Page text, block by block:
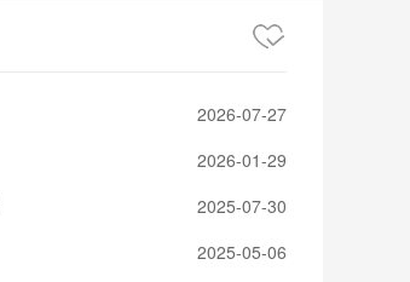
2026-07-27
2026-01-29
2025-07-30
2025-05-06